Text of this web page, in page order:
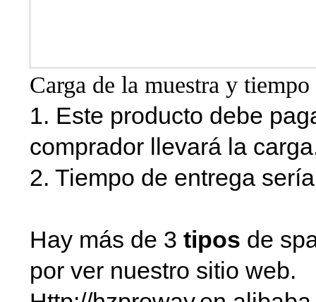
Carga de la muestra y tiempo
1. Este producto debe
comprador llevará la
2. Tiempo de entrega
Hay más de 3 tipos de
por ver nuestro sitio web.